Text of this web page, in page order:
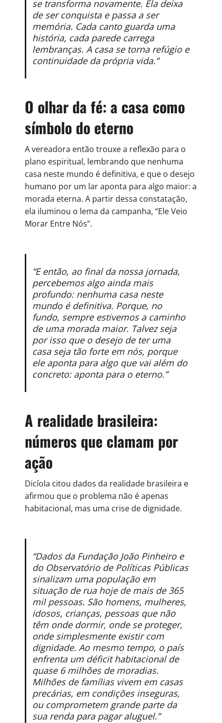
se transforma novamente. Ela deixa
de ser conquista e passa a ser
memória. Cada canto guarda uma
história, cada parede carrega
lembranças. A casa se torna refúgio e
continuidade da própria vida.”
O olhar da fé: a casa como
símbolo do eterno
A vereadora então trouxe a reflexão para o
plano espiritual, lembrando que nenhuma
casa neste mundo é definitiva, e que o desejo
humano por um lar aponta para algo maior: a
morada eterna. A partir dessa constatação,
ela iluminou o lema da campanha, “Ele Veio
Morar Entre Nós”.
“E então, ao final da nossa jornada,
percebemos algo ainda mais
profundo: nenhuma casa neste
mundo é definitiva. Porque, no
fundo, sempre estivemos a caminho
de uma morada maior. Talvez seja
por isso que o desejo de ter uma
casa seja tão forte em nós, porque
ele aponta para algo que vai além do
concreto: aponta para o eterno.”
A realidade brasileira:
números que clamam por
ação
Dicíola citou dados da realidade brasileira e
afirmou que o problema não é apenas
habitacional, mas uma crise de dignidade.
“Dados da Fundação João Pinheiro e
do Observatório de Políticas Públicas
sinalizam uma população em
situação de rua hoje de mais de 365
mil pessoas. São homens, mulheres,
idosos, crianças, pessoas que não
têm onde dormir, onde se proteger,
onde simplesmente existir com
dignidade. Ao mesmo tempo, o país
enfrenta um déficit habitacional de
quase 6 milhões de moradias.
Milhões de famílias vivem em casas
precárias, em condições inseguras,
ou comprometem grande parte da
sua renda para pagar aluguel.”